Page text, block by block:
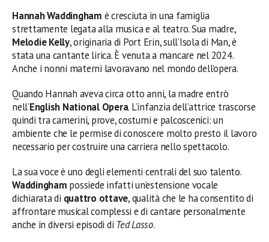
Hannah Waddingham è cresciuta in una famiglia
strettamente legata alla musica e al teatro. Sua madre,
Melodie Kelly, originaria di Port Erin, sull’Isola di Man, è
stata una cantante lirica. È venuta a mancare nel 2024.
Anche i nonni materni lavoravano nel mondo dell’opera.
Quando Hannah aveva circa otto anni, la madre entrò
nell’English National Opera. L’infanzia dell’attrice trascorse
quindi tra camerini, prove, costumi e palcoscenici: un
ambiente che le permise di conoscere molto presto il lavoro
necessario per costruire una carriera nello spettacolo.
La sua voce è uno degli elementi centrali del suo talento.
Waddingham possiede infatti un’estensione vocale
dichiarata di quattro ottave, qualità che le ha consentito di
affrontare musical complessi e di cantare personalmente
anche in diversi episodi di Ted Lasso.